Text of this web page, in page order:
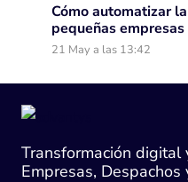
Cómo automatizar
pequeñas empresas
21 May a las 13:42
Transformación digital
Empresas,